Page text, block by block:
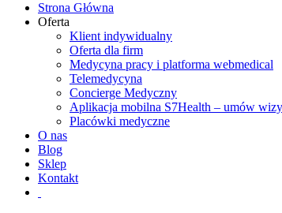
Strona Główna
Oferta
Klient indywidualny
Oferta dla firm
Medycyna pracy i platforma webmedical
Telemedycyna
Concierge Medyczny
Aplikacja mobilna S7Health – umów
Placówki medyczne
O nas
Blog
Sklep
Kontakt